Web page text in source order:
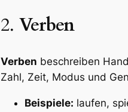
2. Verben
Verben beschreiben
Zahl, Zeit, Modus und
Beispiele: laufen,